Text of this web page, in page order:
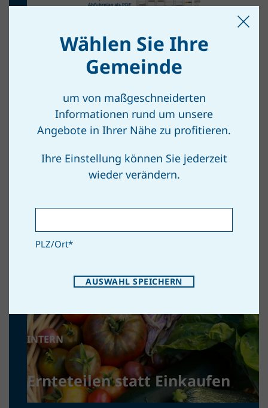
Abfuhrplan 2026
Ergebnisse NÖ
Restmüllanalyse 2025
INTERN
Ernteteilen statt Einkaufen
Wählen Sie Ihre
Gemeinde
um von maßgeschneiderten
Informationen rund um unsere
Angebote in Ihrer Nähe zu profitieren.
Ihre Einstellung können Sie jederzeit
wieder verändern.
PLZ/Ort*
AUSWAHL SPEICHERN